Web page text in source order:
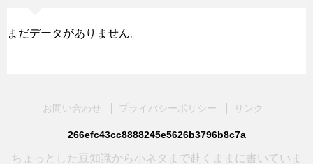
まだデータがありません。
お問い合わせ プライバシーポリシー リンク
266efc43cc8888245e5626b3796b8c7a
ちょっとした豆知識から小ネタまで赴くままに書いていま